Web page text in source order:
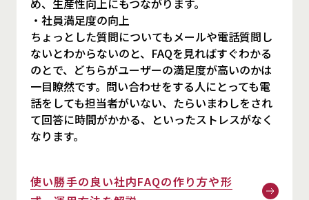
め、生産性向上にもつながります。
・社員満足度の向上
ちょっとした質問についてもメールや電話質問し
ないとわからないのと、FAQを見ればすぐわかる
のとで、どちらがユーザーの満足度が高いのかは
一目瞭然です。問い合わせをする人にとっても電
話をしても担当者がいない、たらいまわしをされ
て回答に時間がかかる、といったストレスがなく
なります。
使い勝手の良い社内FAQの作り方や形